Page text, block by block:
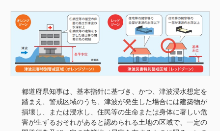
都道府県知事は、基本指針に基づき、かつ、津波浸水想定を
踏まえ、警戒区域のうち、津波が発生した場合には建築物が
損壊し、または浸水し、住民等の生命または身体に著しい危
害が生ずるおそれがあると認められる土地の区域で、一定の